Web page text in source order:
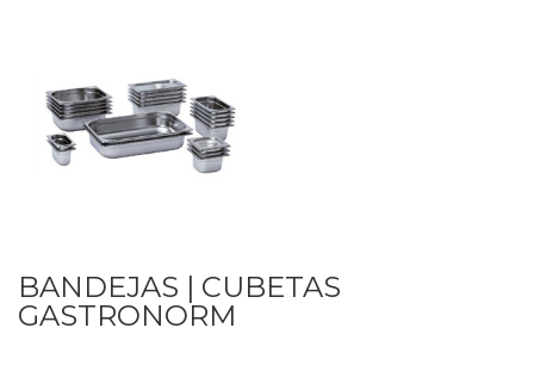
BANDEJAS | CUBETAS
GASTRONORM